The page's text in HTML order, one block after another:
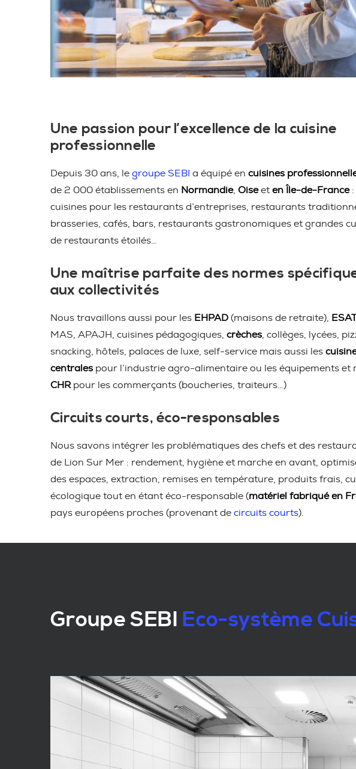
Une passion pour l’excellence de la cuisine
professionnelle
Depuis 30 ans, le groupe SEBI a équipé en cuisines
de 2 000 établissements en Normandie, Oiseet en Île-de-France:
cuisines pour les restaurants d’entreprises, restaurants
brasseries, cafés, bars, restaurants gastronomiques et grandes
de restaurants étoilés…
Une maîtrise parfaite des normes
aux collectivités
Nous travaillons aussi pour les EHPAD (maisons de retraite),
MAS, APAJH, cuisines pédagogiques, crèches , collèges, lycées,
snacking, hôtels, palaces de luxe, self-service mais aussi les
centrales pour l’industrie agro-alimentaire ou les équipements et
CHR pour les commerçants (boucheries, traiteurs…)
Circuits courts, éco-responsables
Nous savons intégrer les problématiques des chefs et des
de Lion Sur Mer : rendement, hygiène et marche en avant,
des espaces, extraction, remises en température, produits frais,
écologique tout en étant éco-responsable (matériel fabriqué en
pays européens proches (provenant de circuits courts).
Groupe SEBI Eco-système